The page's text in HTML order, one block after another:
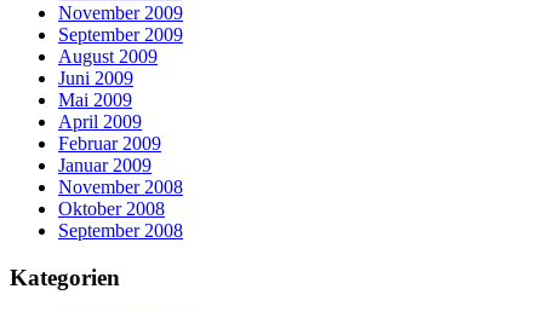
November 2009
September 2009
August 2009
Juni 2009
Mai 2009
April 2009
Februar 2009
Januar 2009
November 2008
Oktober 2008
September 2008
Kategorien